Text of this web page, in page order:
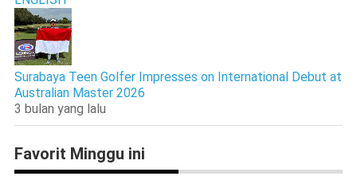
Surabaya Teen Golfer Impresses on International Debut at
Australian Master 2026
3 bulan yang lalu
Favorit Minggu ini